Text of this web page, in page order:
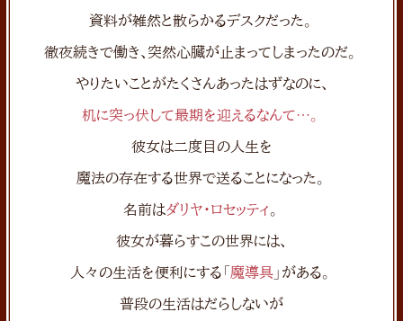
資料が雑然と散らかるデスクだった。
徹夜続きで働き、突然心臓が止まってしまったのだ。
やりたいことがたくさんあったはずなのに、
机に突っ伏して最期を迎えるなんて…。
彼女は二度目の人生を
魔法の存在する世界で送ることになった。
名前はダリヤ・ロセッティ。
彼女が暮らすこの世界には、
人々の生活を便利にする「魔導具」がある。
普段の生活はだらしないが